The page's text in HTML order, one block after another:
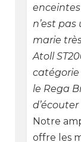
n’est
marie
Atoll
catégorie
le Rega
Notre
offre les